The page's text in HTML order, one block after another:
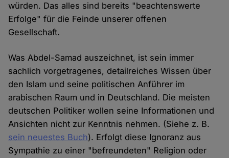
würden. Das alles sind bereits "beachtenswerte
Erfolge" für die Feinde unserer offenen
Gesellschaft.
Was Abdel-Samad auszeichnet, ist sein immer
sachlich vorgetragenes, detailreiches Wissen über
den Islam und seine politischen Anführer im
arabischen Raum und in Deutschland. Die meisten
deutschen Politiker wollen seine Informationen und
Ansichten nicht zur Kenntnis nehmen. (Siehe z. B.
sein neuestes Buch). Erfolgt diese Ignoranz aus
Sympathie zu einer "befreundeten" Religion oder